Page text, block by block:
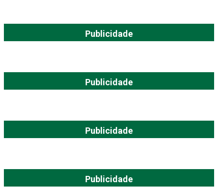
Publicidade
Publicidade
Publicidade
Publicidade